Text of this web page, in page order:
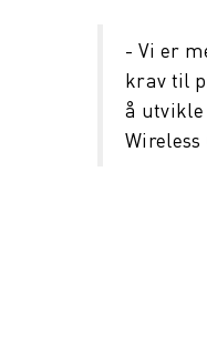
- Vi er
krav til
å utvikle